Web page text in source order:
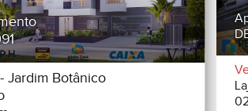
ENTRADA, SALDO EM 36 PARCELAS
REFORÇOS ANUAIS, REFORÇO
Jardim Botânico